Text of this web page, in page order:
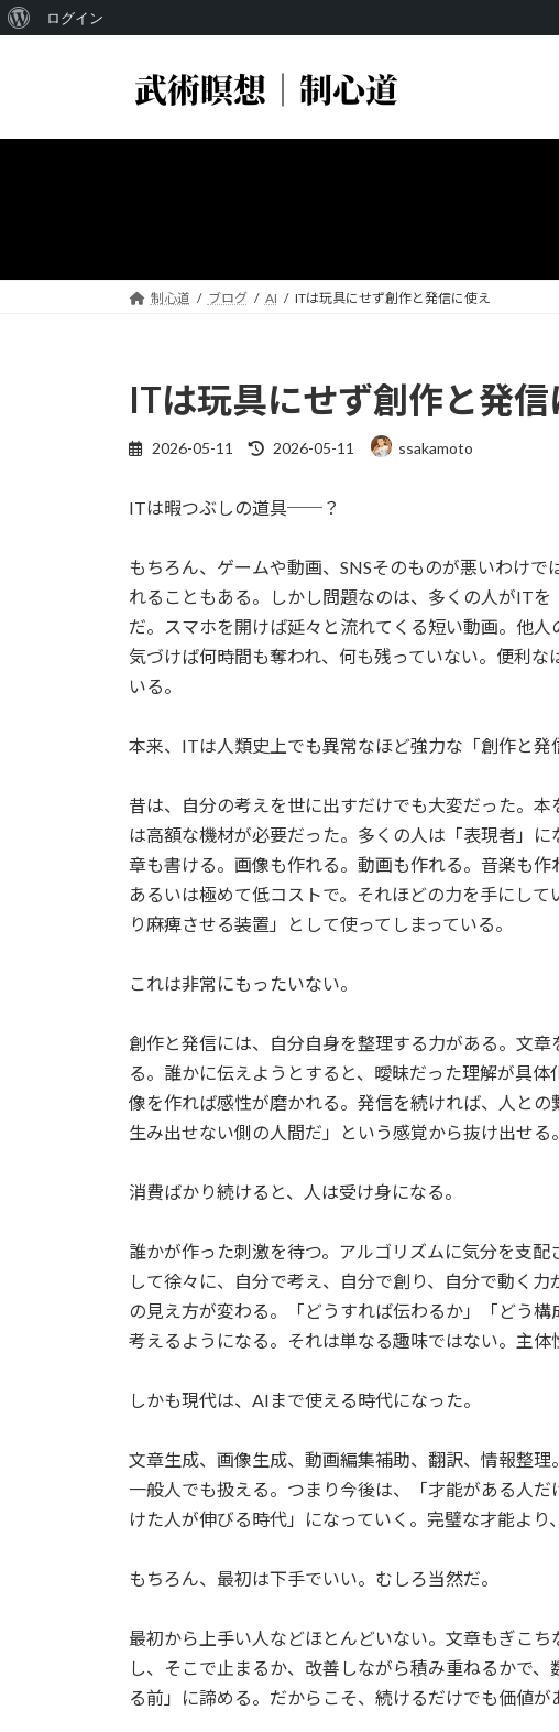
プ
動
WordPress
ログイン
制心道 ブログ AI ITは玩具にせず創作と発信に使え
ITは玩具にせず創作と発信
2026-05-11
最
新
:
2026-05-11 ssakamoto
ITは暇つぶしの道具──？
もちろん、ゲームや動画、SNSそのものが悪いわけ
れることもある。しかし問題なのは、多くの人がIT
だ。スマホを開けば延々と流れてくる短い動画。他人
気づけば何時間も奪われ、何も残っていない。便利
いる。
本来、ITは人類史上でも異常なほど強力な「創作と発
昔は、自分の考えを世に出すだけでも大変だった。
は高額な機材が必要だった。多くの人は「表現者」
章も書ける。画像も作れる。動画も作れる。音楽も作
あるいは極めて低コストで。それほどの力を手にし
り麻痺させる装置」として使ってしまっている。
これは非常にもったいない。
創作と発信には、自分自身を整理する力がある。文
る。誰かに伝えようとすると、曖昧だった理解が具
像を作れば感性が磨かれる。発信を続ければ、人と
生み出せない側の人間だ」という感覚から抜け出せる。
消費ばかり続けると、人は受け身になる。
誰かが作った刺激を待つ。アルゴリズムに気分を支
して徐々に、自分で考え、自分で創り、自分で動く
の見え方が変わる。「どうすれば伝わるか」「どう
考えるようになる。それは単なる趣味ではない。主体
しかも現代は、AIまで使える時代になった。
文章生成、画像生成、動画編集補助、翻訳、情報整
一般人でも扱える。つまり今後は、「才能がある人
けた人が伸びる時代」になっていく。完璧な才能より
もちろん、最初は下手でいい。むしろ当然だ。
最初から上手い人などほとんどいない。文章もぎこ
し、そこで止まるか、改善しながら積み重ねるかで
る前」に諦める。だからこそ、続けるだけでも価値が